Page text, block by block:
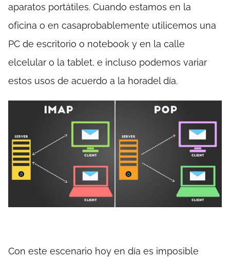
aparatos portátiles. Cuando estamos en la
oficina o en casaprobablemente utilicemos una
PC de escritorio o notebook y en la calle
elcelular o la tablet, e incluso podemos variar
estos usos de acuerdo a la horadel día.
Con este escenario hoy en día es imposible